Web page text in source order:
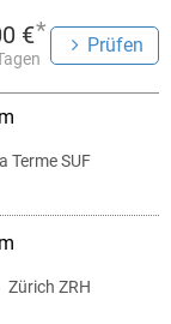
€*
Prüfen
Terme SUF
Zürich ZRH